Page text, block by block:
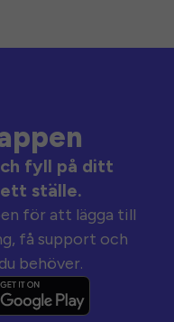
fyll på ditt
ställe.
för att lägga till
få support och
behöver.